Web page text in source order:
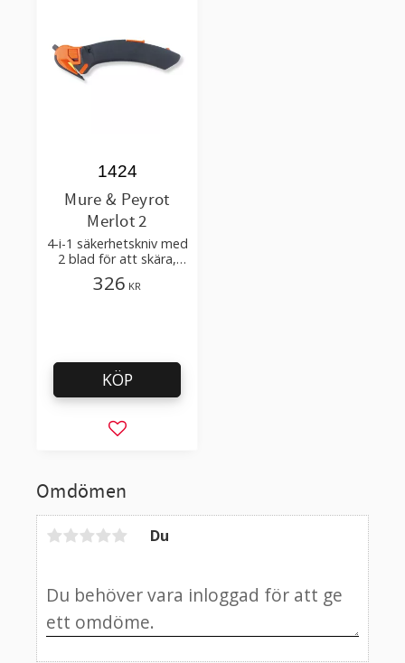
Omdömen
Du
Mure & Peyrot
Merlot 2
4-i-1 säkerhetskniv med
2 blad för att skära,
öppna kartonger
1424
326 KR
Lägg till i favoriter
KÖP